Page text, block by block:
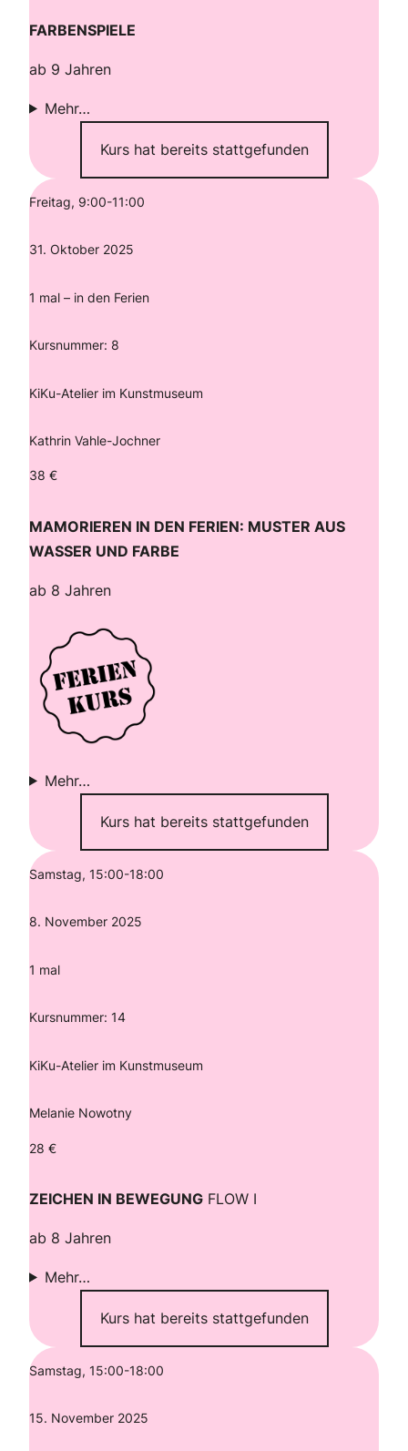
FARBENSPIELE
ab 9 Jahren
Mehr…
Kurs hat bereits stattgefunden
Freitag, 9:00-11:00
31. Oktober 2025
1 mal – in den Ferien
Kursnummer: 8
KiKu-Atelier im Kunstmuseum
Kathrin Vahle-Jochner
38 €
MAMORIEREN IN DEN FERIEN: MUSTER AUS
WASSER UND FARBE
ab 8 Jahren
Mehr…
Kurs hat bereits stattgefunden
Samstag, 15:00-18:00
8. November 2025
1 mal
Kursnummer: 14
KiKu-Atelier im Kunstmuseum
Melanie Nowotny
28 €
ZEICHEN IN BEWEGUNG FLOW I
ab 8 Jahren
Mehr…
Kurs hat bereits stattgefunden
Samstag, 15:00-18:00
15. November 2025